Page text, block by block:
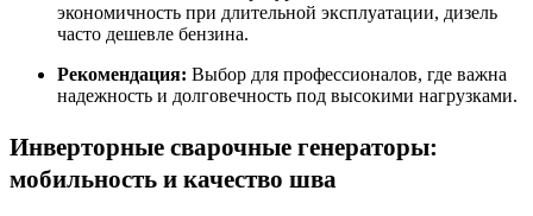
экономичность при длительной эксплуатации, дизель
часто дешевле бензина.
Рекомендация: Выбор для профессионалов, где важна
надежность и долговечность под высокими нагрузками.
Инверторные сварочные генераторы:
мобильность и качество шва